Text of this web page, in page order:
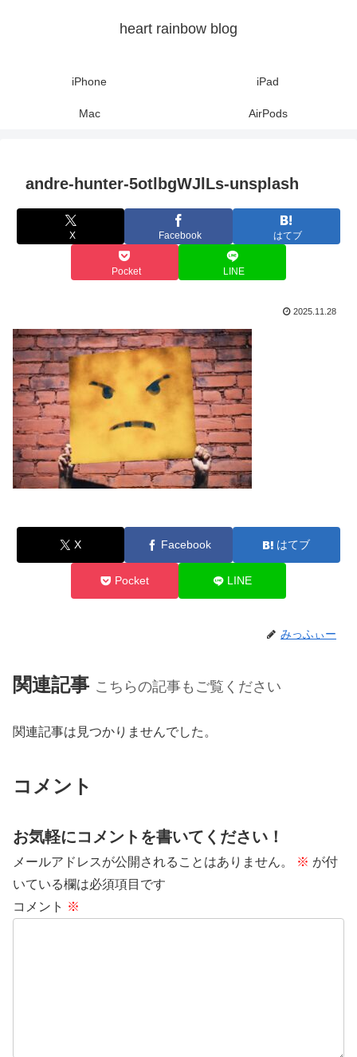
heart rainbow blog
iPhone iPad
Mac AirPods
andre-hunter-5otlbgWJlLs-unsplash
X Facebook はてブ
Pocket LINE
2025.11.28
X Facebook はてブ
Pocket LINE
みっふぃー
関連記事 こちらの記事もご覧ください
関連記事は見つかりませんでした。
コメント
お気軽にコメントを書いてください！
メールアドレスが公開されることはありません。 ※ が付
いている欄は必須項目です
コメント ※